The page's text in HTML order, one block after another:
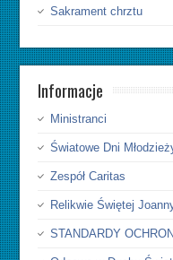
Sakrament chrztu
Informacje
Ministranci
Światowe Dni
Zespół Caritas
Relikwie Świętej
STANDARDY